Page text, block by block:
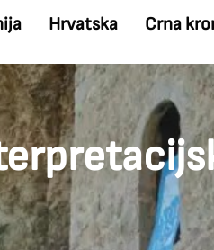
Hrvatska Crna